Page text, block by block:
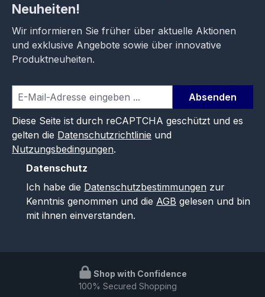
Neuheiten!
Wir informieren Sie früher über aktuelle Aktionen
und exklusive Angebote sowie über innovative
Produktneuheiten.
Absenden
Diese Seite ist durch reCAPTCHA geschützt und es
gelten die Datenschutzrichtlinie und
Nutzungsbedingungen.
Datenschutz
Ich habe die Datenschutzbestimmungen zur
Kenntnis genommen und die AGB gelesen und bin
mit ihnen einverstanden.
Shop with Confidence
100% Secured Shopping